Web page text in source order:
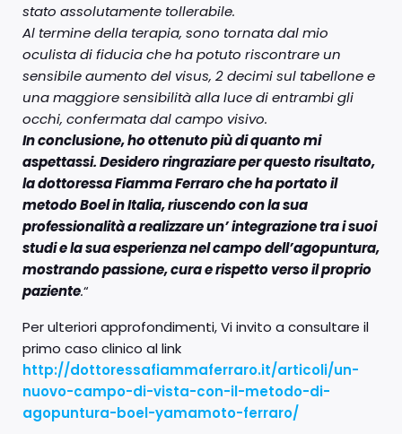
stato assolutamente tollerabile.
Al termine della terapia, sono tornata dal mio
oculista di fiducia che ha potuto riscontrare un
sensibile aumento del visus, 2 decimi sul tabellone e
una maggiore sensibilità alla luce di entrambi gli
occhi, confermata dal campo visivo.
In conclusione, ho ottenuto più di quanto mi
aspettassi. Desidero ringraziare per questo risultato,
la dottoressa Fiamma Ferraro che ha portato il
metodo Boel in Italia, riuscendo con la sua
professionalità a realizzare un’ integrazione tra i suoi
studi e la sua esperienza nel campo dell’agopuntura,
mostrando passione, cura e rispetto verso il proprio
paziente.“
Per ulteriori approfondimenti, Vi invito a consultare il
primo caso clinico al link
http://dottoressafiammaferraro.it/articoli/un-
nuovo-campo-di-vista-con-il-metodo-di-
agopuntura-boel-yamamoto-ferraro/